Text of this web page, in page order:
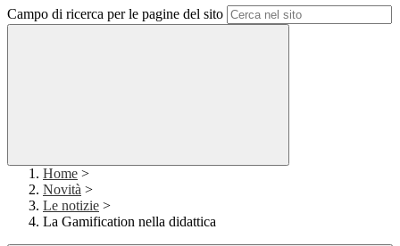
Campo di ricerca per le pagine del sito
Home >
Novità >
Le notizie >
La Gamification nella didattica